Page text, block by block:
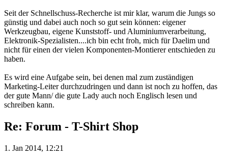
Seit der Schnellschuss-Recherche ist mir klar, warum die Jungs so
günstig und dabei auch noch so gut sein können: eigener
Werkzeugbau, eigene Kunststoff- und Aluminiumverarbeitung,
Elektronik-Spezialisten....ich bin echt froh, mich für Daelim und
nicht für einen der vielen Komponenten-Montierer entschieden zu
haben.
Es wird eine Aufgabe sein, bei denen mal zum zuständigen
Marketing-Leiter durchzudringen und dann ist noch zu hoffen, das
der gute Mann/ die gute Lady auch noch Englisch lesen und
schreiben kann.
Re: Forum - T-Shirt Shop
1. Jan 2014, 12:21